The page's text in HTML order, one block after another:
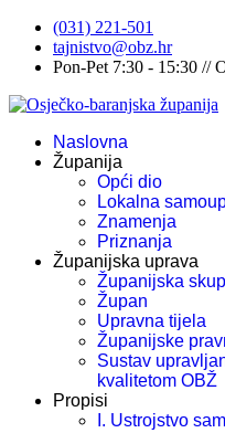
(031) 221-501
tajnistvo@obz.hr
Pon-Pet 7:30 - 15:30 //
Naslovna
Županija
Opći dio
Lokalna
Znamenja
Priznanja
Županijska uprava
Županijska
Župan
Upravna tijela
Županijske
Sustav
kvalitetom OBŽ
Propisi
I. Ustrojstvo